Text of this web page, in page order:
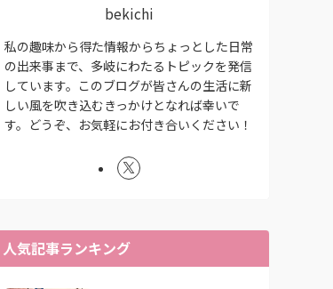
bekichi
私の趣味から得た情報からちょっとした日常
の出来事まで、多岐にわたるトピックを発信
しています。このブログが皆さんの生活に新
しい風を吹き込むきっかけとなれば幸いで
す。どうぞ、お気軽にお付き合いください！
人気記事ランキング